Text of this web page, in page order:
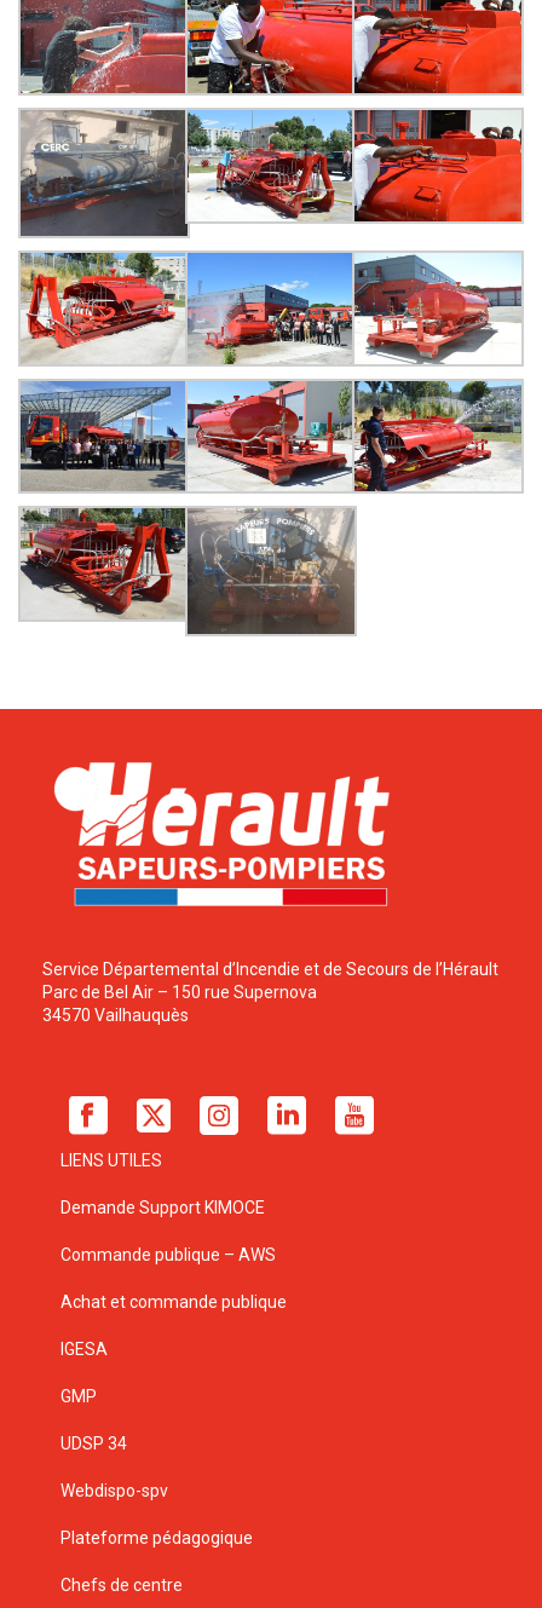
Service Départemental d’Incendie et de Secours de l’Hérault
Parc de Bel Air – 150 rue Supernova
34570 Vailhauquès
LIENS UTILES
Demande Support KIMOCE
Commande publique – AWS
Achat et commande publique
IGESA
GMP
UDSP 34
Webdispo-spv
Plateforme pédagogique
Chefs de centre